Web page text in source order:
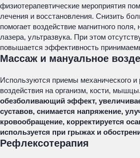
физиотерапевтические мероприятия
лечения и восстановления. Снизить
помогает воздействие магнитного поля,
лазера, ультразвука. При этом
повышается эффективность
Массаж и мануальное
Используются приемы механического и
воздействия на организм, кости, мышцы.
обезболивающий эффект,
суставов, снимается напряжение,
кровообращение, корректируется
используется при грыжах и
Рефлексотерапия